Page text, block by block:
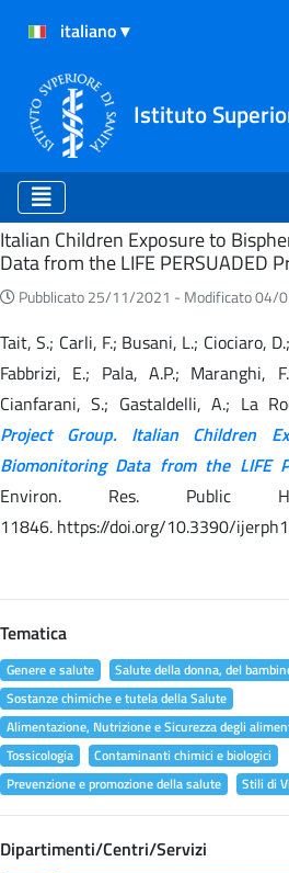
Istituto
Home
Italian Children Exposure to
Data from the LIFE PERSUADED
Pubblicato 25/11/2021 - Modificato 04/
Tait, S.; Carli, F.; Busani, L.; Ciociaro,
Fabbrizi, E.; Pala, A.P.; Maranghi,
Cianfarani, S.; Gastaldelli, A.; La
Project Group. Italian Children
Biomonitoring Data from the LIFE
Environ. Res. Public
11846. https://doi.org/10.3390/
Tematica
Genere e salute
Salute della donna, del
Sostanze chimiche e tutela della Salute
Alimentazione, Nutrizione e Sicurezza degli
Tossicologia
Contaminanti chimici e biologici
Prevenzione e promozione della salute
Stili di
Dipartimenti/Centri/Servizi